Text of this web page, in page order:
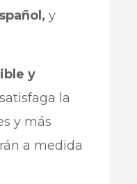
y
y
la
y más
a medida